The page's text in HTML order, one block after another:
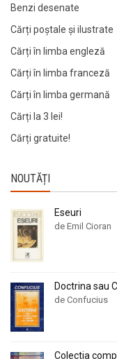
Benzi desenate
Cărți poștale și ilustrate
Cărți în limba engleză
Cărți în limba franceză
Cărți în limba germană
Cărți la 3 lei!
Cărți gratuite!
NOUTĂȚI
Eseuri
de Emil Cioran
Doctrina sau
de Confucius
Colectia